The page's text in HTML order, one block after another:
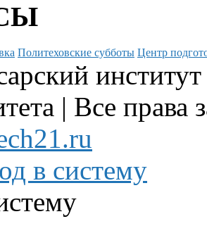
Политеховские субботы Центр
| Все
в систему